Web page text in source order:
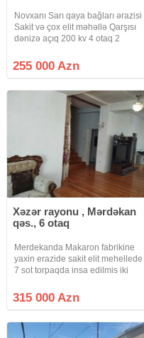
Novxanı Sarı qaya bağları ərazisi
Sakit və çox elit məhəllə Qarşısı
dənizə açıq 200 kv 4 otaq 2
işıq, su Kupca (Çıxarış) Şirkət
xidmət haqqı Alıcılar tərəfindən 1%
255 000 Azn
Xəzər rayonu , Mərdəkan
qəs., 6 otaq
Merdekanda Makaron fabrikine
yaxin erazide sakit elit mehellede
7 sot torpaqda insa edilmis iki
bostanli , her nov meyve aqaclari,
monolit sutunlar uzerinde iki dasla
315 000 Azn